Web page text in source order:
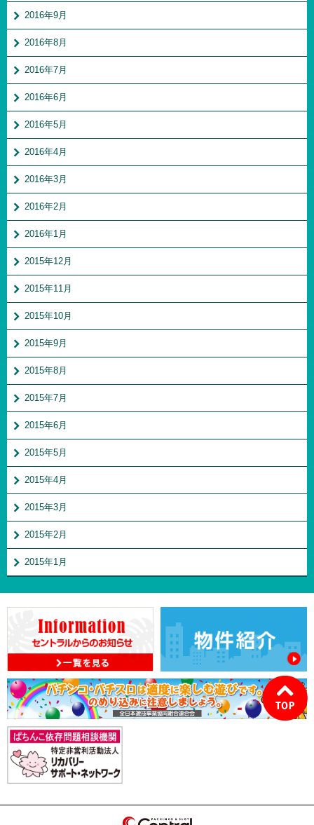
2016年9月
2016年8月
2016年7月
2016年6月
2016年5月
2016年4月
2016年3月
2016年2月
2016年1月
2015年12月
2015年11月
2015年10月
2015年9月
2015年8月
2015年7月
2015年6月
2015年5月
2015年4月
2015年3月
2015年2月
2015年1月